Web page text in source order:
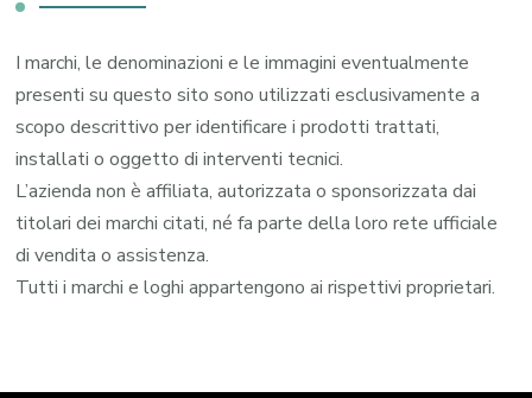
I marchi, le denominazioni e le immagini eventualmente
presenti su questo sito sono utilizzati esclusivamente a
scopo descrittivo per identificare i prodotti trattati,
installati o oggetto di interventi tecnici.
L’azienda non è affiliata, autorizzata o sponsorizzata dai
titolari dei marchi citati, né fa parte della loro rete ufficiale
di vendita o assistenza.
Tutti i marchi e loghi appartengono ai rispettivi proprietari.